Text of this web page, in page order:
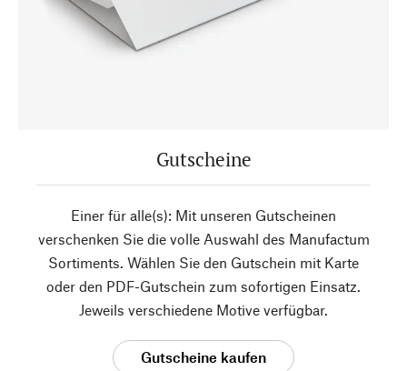
Gutscheine
Einer für alle(s): Mit unseren Gutscheinen
verschenken Sie die volle Auswahl des Manufactum
Sortiments. Wählen Sie den Gutschein mit Karte
oder den PDF-Gutschein zum sofortigen Einsatz.
Jeweils verschiedene Motive verfügbar.
Gutscheine kaufen